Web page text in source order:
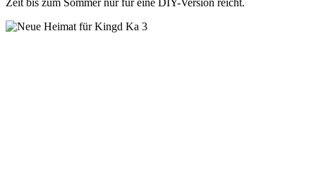
Zeit bis zum Sommer nur für eine DIY-Version reicht.